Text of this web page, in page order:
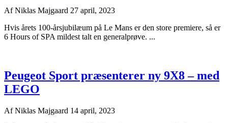
AfNiklas Majgaard 27 april, 2023
Hvis årets 100-årsjubilæum på Le Mans er den store premiere, så er
6 Hours of SPA mildest talt en generalprøve. ...
Peugeot Sport præsenterer ny 9X8 – med
LEGO
AfNiklas Majgaard 14 april, 2023